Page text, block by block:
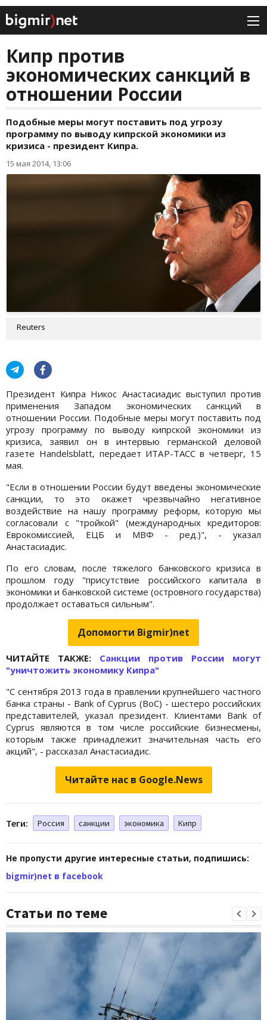
Кипр против
экономических санкций в
отношении России
Подобные меры могут поставить под угрозу
программу по выводу кипрской экономики из
кризиса - президент Кипра.
15 мая 2014, 13:06
Reuters
Президент Кипра Никос Анастасиадис выступил против
применения Западом экономических санкций в
отношении России. Подобные меры могут поставить под
угрозу программу по выводу кипрской экономики из
кризиса, заявил он в интервью германской деловой
газете Handelsblatt, передает ИТАР-ТАСС в четверг, 15
мая.
"Если в отношении России будут введены экономические
санкции, то это окажет чрезвычайно негативное
воздействие на нашу программу реформ, которую мы
согласовали с "тройкой" (международных кредиторов:
Еврокомиссией, ЕЦБ и МВФ - ред.)", - указал
Анастасиадис.
По его словам, после тяжелого банковского кризиса в
прошлом году "присутствие российского капитала в
экономики и банковской системе (островного государства)
продолжает оставаться сильным".
Допомогти Bigmir)net
ЧИТАЙТЕ ТАКЖЕ: Санкции против России могут
"уничтожить экономику Кипра"
"С сентября 2013 года в правлении крупнейшего частного
банка страны - Bank of Cyprus (ВоС) - шестеро российских
представителей, указал президент. Клиентами Bank of
Cyprus являются в том числе российские бизнесмены,
которым также принадлежит значительная часть его
акций", - рассказал Анастасиадис.
Читайте нас в Google.News
Теги: Россия санкции экономика Кипр
Не пропусти другие интересные статьи, подпишись:
bigmir)net в facebook
Статьи по теме